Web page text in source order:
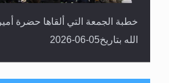
خطبة الجمعة التي ألقاها حضرة
الله بتاريخ05-06-2026